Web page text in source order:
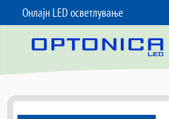
Онлајн LED осветлување